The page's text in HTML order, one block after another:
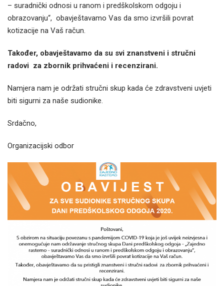
– suradnički odnosi u ranom i predškolskom odgoju i
obrazovanju“, obavještavamo Vas da smo izvršili povrat
kotizacije na Vaš račun.
Također, obavještavamo da su svi znanstveni i stručni
radovi za zbornik prihvaćeni i recenzirani.
Namjera nam je održati stručni skup kada će zdravstveni uvjeti
biti sigurni za naše sudionike.
Srdačno,
Organizacijski odbor